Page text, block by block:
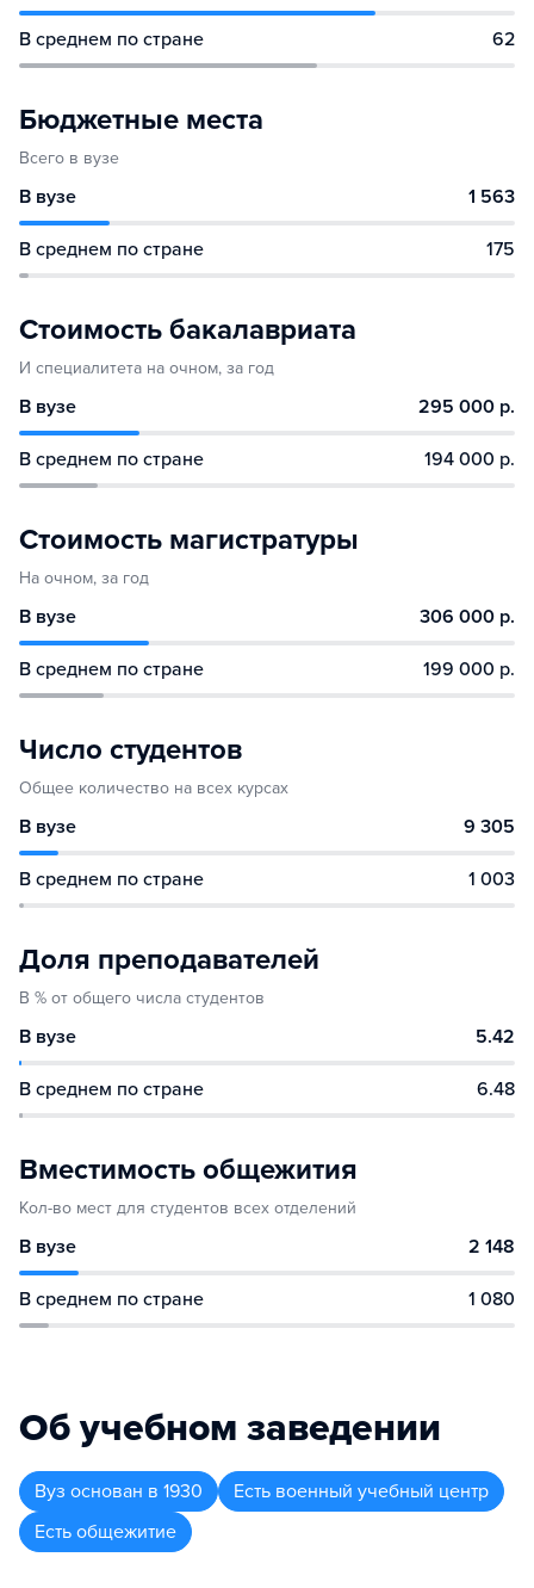
В среднем по стране 62
Бюджетные места
Всего в вузе
В вузе 1 563
В среднем по стране 175
Стоимость бакалавриата
И специалитета на очном, за год
В вузе 295 000 р.
В среднем по стране 194 000 р.
Стоимость магистратуры
На очном, за год
В вузе 306 000 р.
В среднем по стране 199 000 р.
Число студентов
Общее количество на всех курсах
В вузе 9 305
В среднем по стране 1 003
Доля преподавателей
В % от общего числа студентов
В вузе 5.42
В среднем по стране 6.48
Вместимость общежития
Кол-во мест для студентов всех отделений
В вузе 2 148
В среднем по стране 1 080
Об учебном заведении
Вуз основан в 1930
Есть военный учебный центр
Есть общежитие